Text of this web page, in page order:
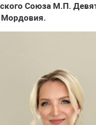
Союза М.П.
Мордовия.